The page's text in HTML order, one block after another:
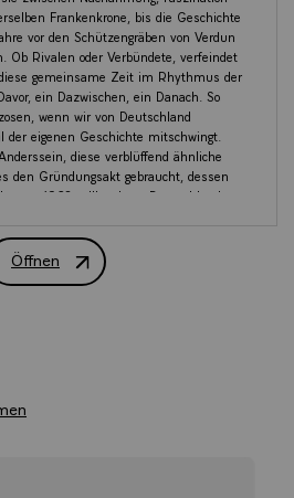
Frankenkrone, bis die Geschichte
vor den Schützengräben von Verdun
Ob Rivalen oder Verbündete, verfeindet
gemeinsame Zeit im Rhythmus der
ein Dazwischen, ein Danach. So
wenn wir von Deutschland
eigenen Geschichte mitschwingt.
diese verblüffend ähnliche
den Gründungsakt gebraucht, dessen
1963 vollbrachten Deutschland
des Muts.
beiden Länder, die einst die
Zukunft für Deutschland, für
die ganze Welt Tür und Tor zu
Öffnen
REDE DES FRANZÖSISCHEN